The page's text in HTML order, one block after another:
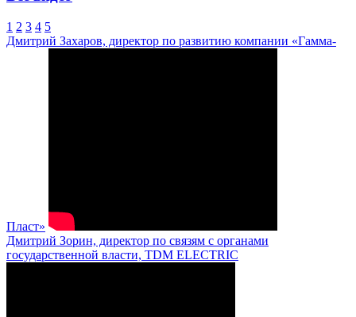
1 2 3 4 5
Дмитрий Захаров, директор по развитию компании «Гамма-
Пласт»
Дмитрий Зорин, директор по связям с органами
государственной власти, TDM ELECTRIC